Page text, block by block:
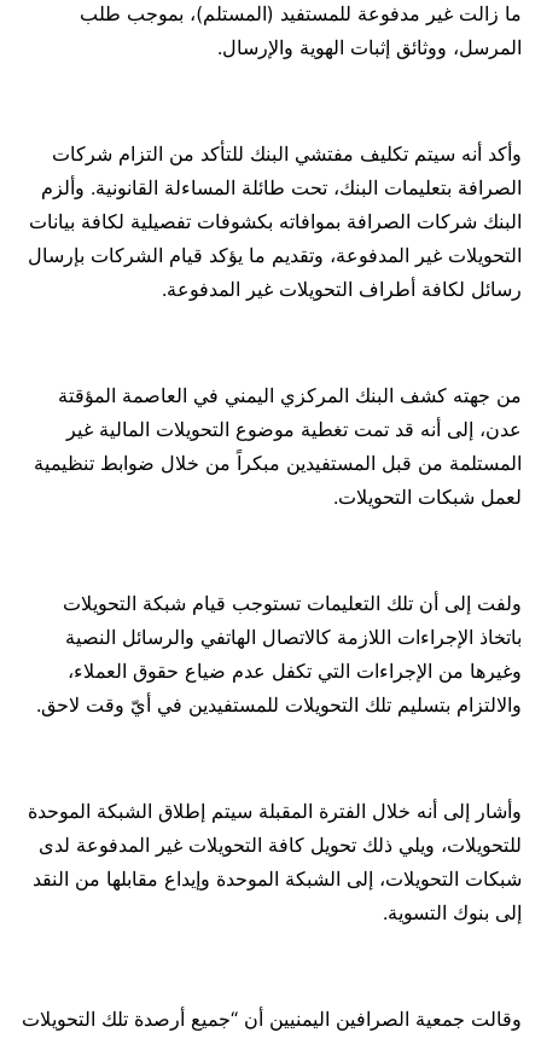
ما زالت غير مدفوعة للمستفيد (المستلم)، بموجب طلب
المرسل، ووثائق إثبات الهوية والإرسال.
وأكد أنه سيتم تكليف مفتشي البنك للتأكد من التزام شركات
الصرافة بتعليمات البنك، تحت طائلة المساءلة القانونية. وألزم
البنك شركات الصرافة بموافاته بكشوفات تفصيلية لكافة بيانات
التحويلات غير المدفوعة، وتقديم ما يؤكد قيام الشركات بإرسال
رسائل لكافة أطراف التحويلات غير المدفوعة.
من جهته كشف البنك المركزي اليمني في العاصمة المؤقتة
عدن، إلى أنه قد تمت تغطية موضوع التحويلات المالية غير
المستلمة من قبل المستفيدين مبكراً من خلال ضوابط تنظيمية
لعمل شبكات التحويلات.
ولفت إلى أن تلك التعليمات تستوجب قيام شبكة التحويلات
باتخاذ الإجراءات اللازمة كالاتصال الهاتفي والرسائل النصية
وغيرها من الإجراءات التي تكفل عدم ضياع حقوق العملاء،
والالتزام بتسليم تلك التحويلات للمستفيدين في أيّ وقت لاحق.
وأشار إلى أنه خلال الفترة المقبلة سيتم إطلاق الشبكة الموحدة
للتحويلات، ويلي ذلك تحويل كافة التحويلات غير المدفوعة لدى
شبكات التحويلات، إلى الشبكة الموحدة وإيداع مقابلها من النقد
إلى بنوك التسوية.
وقالت جمعية الصرافين اليمنيين أن “جميع أرصدة تلك التحويلات